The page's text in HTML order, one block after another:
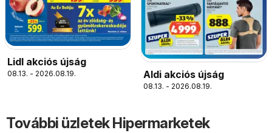
Lidl akciós újság
08.13. - 2026.08.19. Aldi akciós újság
08.13. - 2026.08.19.
További üzletek Hipermarketek